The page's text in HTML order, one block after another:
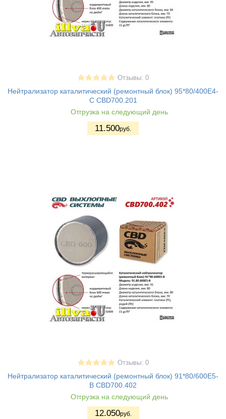
Отзывы: 0
Нейтрализатор каталитический (ремонтный блок) 95*80/400Е4-
C CBD700.201
Отгрузка на следующий день
11.500руб.
Отзывы: 0
Нейтрализатор каталитический (ремонтный блок) 91*80/600Е5-
B CBD700.402
Отгрузка на следующий день
12.050руб.